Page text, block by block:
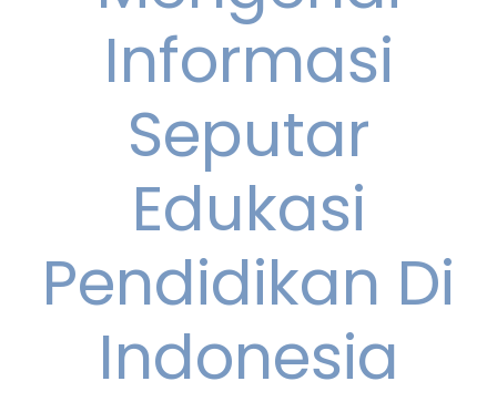
Informasi
Seputar
Edukasi
Pendidikan Di
Indonesia